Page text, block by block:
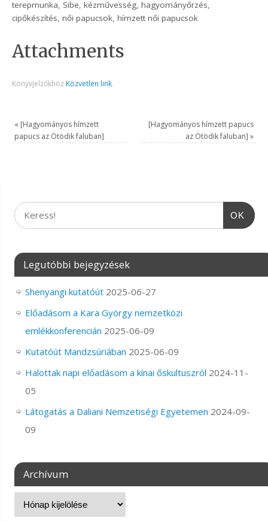
terepmunka, Sibe, kézművesség, hagyományőrzés,
cipőkészítés, női papucsok, hímzett női papucsok
Attachments
Könyvjelzőkhöz Közvetlen link.
« [Hagyományos hímzett
papucs az Ötödik faluban]
[Hagyományos hímzett papucs
az Ötödik faluban] »
OK
Legutóbbi bejegyzések
Shenyangi kutatóút 2025-06-27
Előadásom a Kara György nemzetközi
emlékkonferencián 2025-06-09
Kutatóút Mandzsúriában 2025-06-09
Halottak napi előadásom a kínai őskultuszról 2024-11-
05
Látogatás a Daliani Nemzetiségi Egyetemen 2024-09-
09
Archívum